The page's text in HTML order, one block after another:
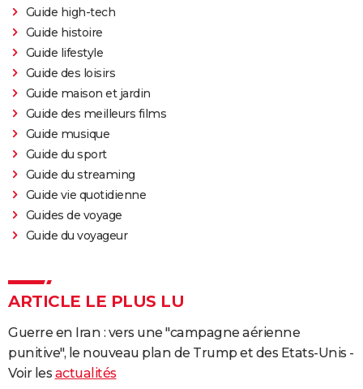
Guide high-tech
Guide histoire
Guide lifestyle
Guide des loisirs
Guide maison et jardin
Guide des meilleurs films
Guide musique
Guide du sport
Guide du streaming
Guide vie quotidienne
Guides de voyage
Guide du voyageur
ARTICLE LE PLUS LU
Guerre en Iran : vers une "campagne aérienne
punitive", le nouveau plan de Trump et des Etats-Unis -
Voir les actualités